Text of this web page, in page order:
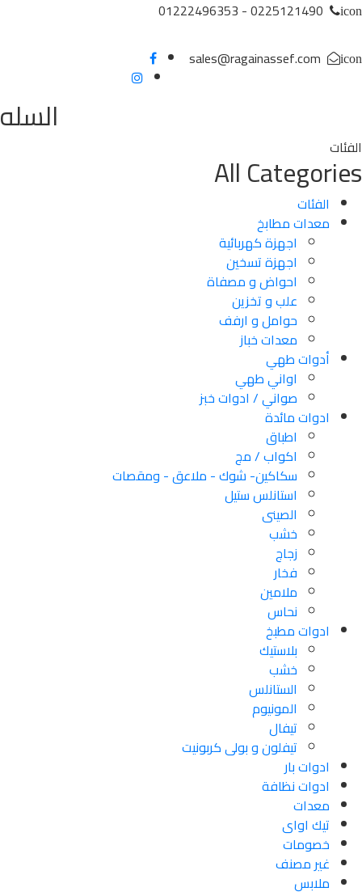
0225121490 - 01222496353
sales@ragainassef.com
السله
All
الفئات
معدات مطابخ
اجهزة كهربائية
اجهزة تسخين
احواض و مصفاة
علب و تخزين
حوامل و ارفف
معدات خباز
أدوات طهي
اواني طهي
صواني / ادوات خبز
ادوات مائدة
اطباق
اكواب / مج
سكاكین- شوك - ملاعق - ومقصات
استانلس ستيل
الصينى
خشب
زجاج
فخار
ملامين
نحاس
ادوات مطبخ
بلاستيك
خشب
الستانلس
المونيوم
تيفال
تيفلون و بولى كربونيت
ادوات بار
ادوات نظافة
معدات
تيك اواى
خصومات
غير مصنف
ملابس